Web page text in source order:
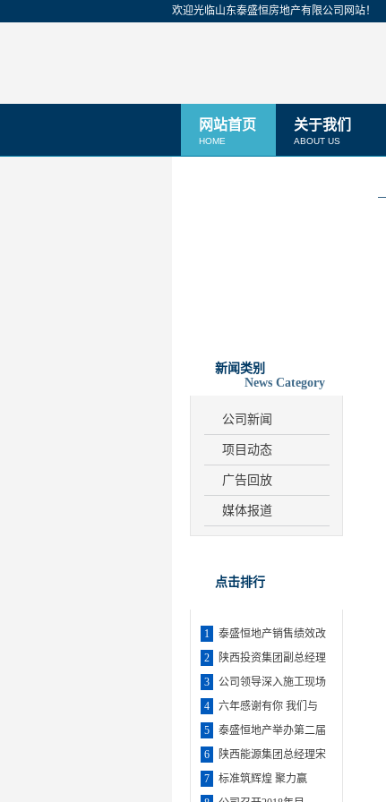
欢迎光临山东泰盛恒房地产有限公司网站！
网站首页
HOME
关于我们
ABOUT US
新闻类别
News Category
公司新闻
项目动态
广告回放
媒体报道
点击排行
1
泰盛恒地产销售绩效改
2
陕西投资集团副总经理
3
公司领导深入施工现场
4
六年感谢有你 我们与
5
泰盛恒地产举办第二届
6
陕西能源集团总经理宋
7
标准筑辉煌 聚力赢